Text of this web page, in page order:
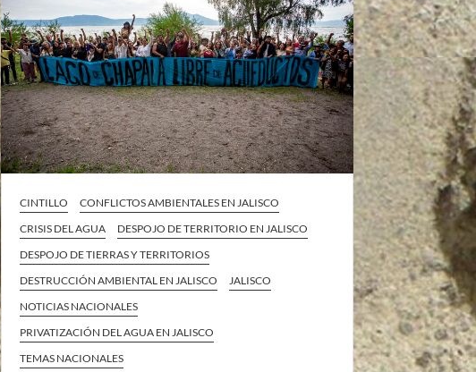
CINTILLO
CONFLICTOS AMBIENTALES EN JALISCO
CRISIS DEL AGUA
DESPOJO DE TERRITORIO EN JALISCO
DESPOJO DE TIERRAS Y TERRITORIOS
DESTRUCCIÓN AMBIENTAL EN JALISCO
JALISCO
NOTICIAS NACIONALES
PRIVATIZACIÓN DEL AGUA EN JALISCO
TEMAS NACIONALES